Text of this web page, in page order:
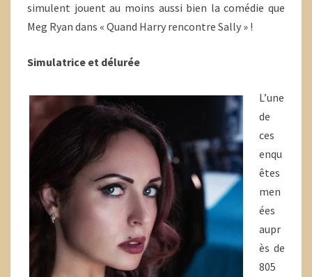
simulent jouent au moins aussi bien la comédie que
Meg Ryan dans « Quand Harry rencontre Sally » !
Simulatrice et délurée
L’une
de
ces
enqu
êtes
men
ées
aupr
ès de
805